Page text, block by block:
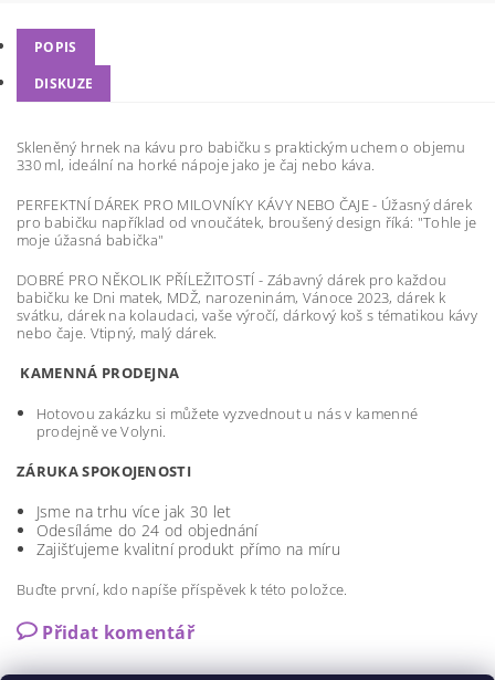
POPIS
DISKUZE
Skleněný hrnek na kávu pro babičku s praktickým uchem o objemu
330 ml, ideální na horké nápoje jako je čaj nebo káva.
PERFEKTNÍ DÁREK PRO MILOVNÍKY KÁVY NEBO ČAJE - Úžasný dárek
pro babičku například od vnoučátek, broušený design říká: "Tohle je
moje úžasná babička"
DOBRÉ PRO NĚKOLIK PŘÍLEŽITOSTÍ - Zábavný dárek pro každou
babičku ke Dni matek, MDŽ, narozeninám, Vánoce 2023, dárek k
svátku, dárek na kolaudaci, vaše výročí, dárkový koš s tématikou kávy
nebo čaje. Vtipný, malý dárek.
KAMENNÁ PRODEJNA
Hotovou zakázku si můžete vyzvednout u nás v kamenné
prodejně ve Volyni.
ZÁRUKA SPOKOJENOSTI
Jsme na trhu více jak 30 let
Odesíláme do 24 od objednání
Zajišťujeme kvalitní produkt přímo na míru
Buďte první, kdo napíše příspěvek k této položce.
Přidat komentář